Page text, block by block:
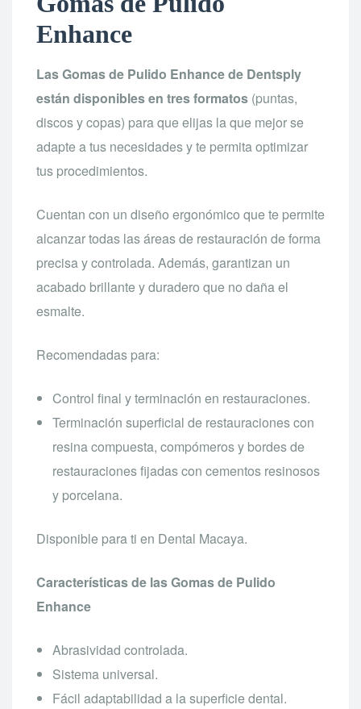
Enhance
Las Gomas de Pulido Enhance de Dentsply
están disponibles en tres formatos (puntas,
discos y copas) para que elijas la que mejor se
adapte a tus necesidades y te permita optimizar
tus procedimientos.
Cuentan con un diseño ergonómico que te permite
alcanzar todas las áreas de restauración de forma
precisa y controlada. Además, garantizan un
acabado brillante y duradero que no daña el
esmalte.
Recomendadas para:
Control final y terminación en restauraciones.
Terminación superficial de restauraciones con
resina compuesta, compómeros y bordes de
restauraciones fijadas con cementos resinosos
y porcelana.
Disponible para ti en Dental Macaya.
Características de las Gomas de Pulido
Enhance
Abrasividad controlada.
Sistema universal.
Fácil adaptabilidad a la superficie dental.